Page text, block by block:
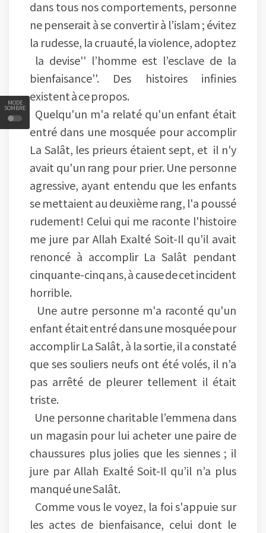
MODE
SOMBRE
dans tous nos comportements, personne
ne penserait à se convertir à l’islam ; évitez
la rudesse, la cruauté, la violence, adoptez
la devise'' l’homme est l’esclave de la
bienfaisance''. Des histoires infinies
existent à ce propos.
Quelqu'un m'a relaté qu'un enfant était
entré dans une mosquée pour accomplir
La Salât, les prieurs étaient sept, et il n'y
avait qu'un rang pour prier. Une personne
agressive, ayant entendu que les enfants
se mettaient au deuxième rang, l'a poussé
rudement! Celui qui me raconte l'histoire
me jure par Allah Exalté Soit-Il qu'il avait
renoncé à accomplir La Salât pendant
cinquante-cinq ans, à cause de cet incident
horrible.
Une autre personne m'a raconté qu'un
enfant était entré dans une mosquée pour
accomplir La Salât, à la sortie, il a constaté
que ses souliers neufs ont été volés, il n’a
pas arrêté de pleurer tellement il était
triste.
Une personne charitable l’emmena dans
un magasin pour lui acheter une paire de
chaussures plus jolies que les siennes ; il
jure par Allah Exalté Soit-Il qu’il n’a plus
manqué une Salât.
Comme vous le voyez, la foi s'appuie sur
les actes de bienfaisance, celui dont le